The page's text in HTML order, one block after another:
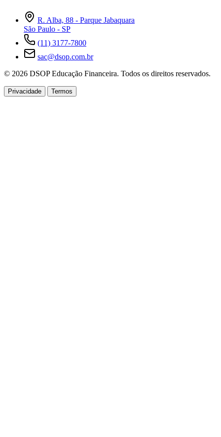
R. Alba, 88 - Parque Jabaquara
São Paulo - SP
(11) 3177-7800
sac@dsop.com.br
© 2026 DSOP Educação Financeira. Todos os direitos reservados.
Privacidade Termos